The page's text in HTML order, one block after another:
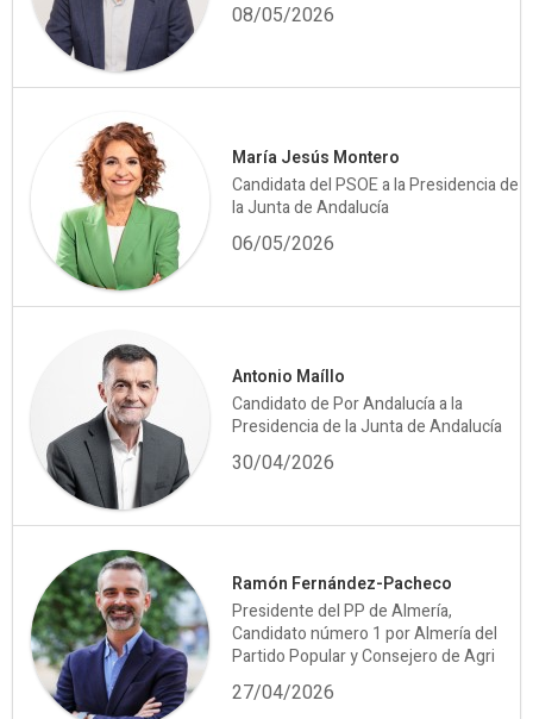
08/05/2026
María Jesús Montero
Candidata del PSOE a la Presidencia de
la Junta de Andalucía
06/05/2026
Antonio Maíllo
Candidato de Por Andalucía a la
Presidencia de la Junta de Andalucía
30/04/2026
Ramón Fernández-Pacheco
Presidente del PP de Almería,
Candidato número 1 por Almería del
Partido Popular y Consejero de Agri
27/04/2026